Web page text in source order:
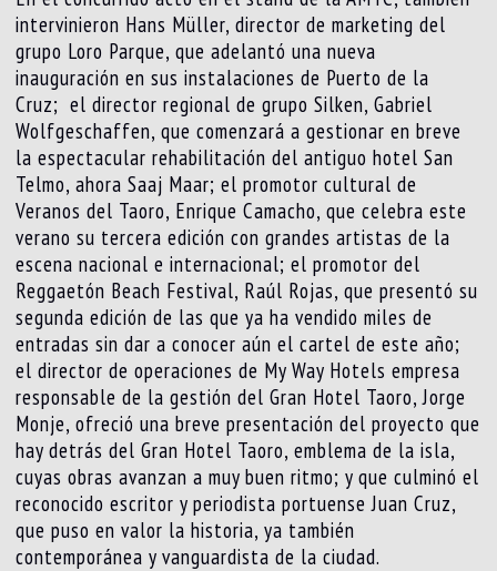
intervinieron Hans Müller, director de marketing del
grupo Loro Parque, que adelantó una nueva
inauguración en sus instalaciones de Puerto de la
Cruz; el director regional de grupo Silken, Gabriel
Wolfgeschaffen, que comenzará a gestionar en breve
la espectacular rehabilitación del antiguo hotel San
Telmo, ahora Saaj Maar; el promotor cultural de
Veranos del Taoro, Enrique Camacho, que celebra este
verano su tercera edición con grandes artistas de la
escena nacional e internacional; el promotor del
Reggaetón Beach Festival, Raúl Rojas, que presentó su
segunda edición de las que ya ha vendido miles de
entradas sin dar a conocer aún el cartel de este año;
el director de operaciones de My Way Hotels empresa
responsable de la gestión del Gran Hotel Taoro, Jorge
Monje, ofreció una breve presentación del proyecto que
hay detrás del Gran Hotel Taoro, emblema de la isla,
cuyas obras avanzan a muy buen ritmo; y que culminó el
reconocido escritor y periodista portuense Juan Cruz,
que puso en valor la historia, ya también
contemporánea y vanguardista de la ciudad.